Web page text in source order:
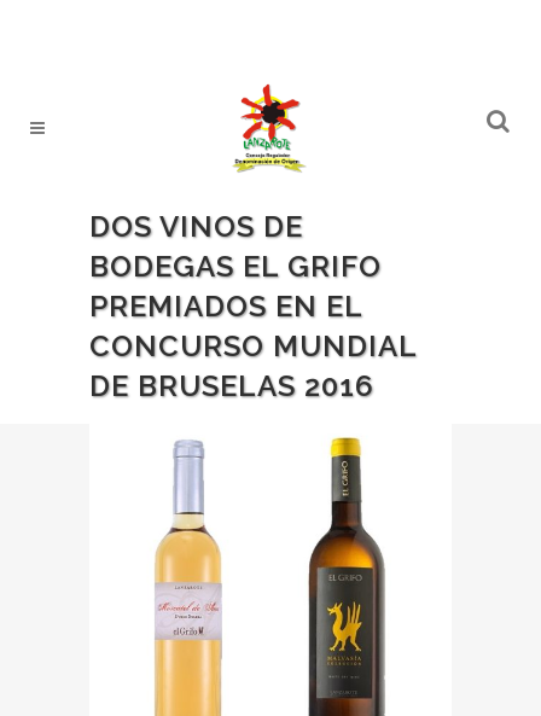
DOS VINOS DE
BODEGAS EL GRIFO
PREMIADOS EN EL
CONCURSO MUNDIAL
DE BRUSELAS 2016